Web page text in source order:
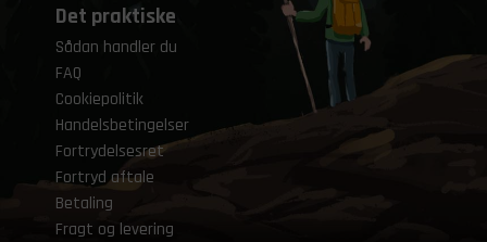
Det praktiske
Sådan handler du
FAQ
Cookiepolitik
Handelsbetingelser
Fortrydelsesret
Fortryd aftale
Betaling
Fragt og levering